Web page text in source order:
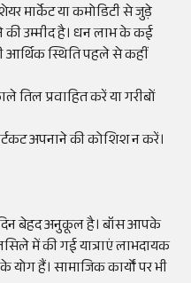
मार्केट या कमोडिटी से जुड़े
की उम्मीद है। धन लाभ के कई
स्थिति पहले से कहीं
तिल प्रवाहित करें या गरीबों
अपनाने की कोशिश न करें।
बेहद अनुकूल है। बॉस आपके
में की गई यात्राएं लाभदायक
योग हैं। सामाजिक कार्यों पर भी